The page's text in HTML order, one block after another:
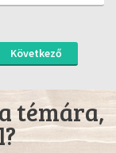
Következő
témára,